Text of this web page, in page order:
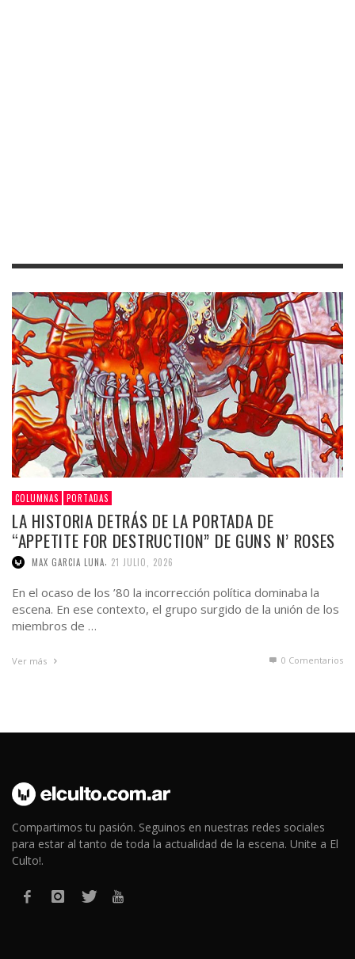
COLUMNAS PORTADAS
LA HISTORIA DETRÁS DE LA PORTADA DE
“APPETITE FOR DESTRUCTION” DE GUNS N’ ROSES
MAX GARCIA LUNA 21 JULIO, 2026
En el ocaso de los ’80 la incorrección política dominaba la
escena. En ese contexto, el grupo surgido de la unión de los
miembros de …
Ver más 0 Comentarios
Compartimos tu pasión. Seguinos en nuestras redes sociales
para estar al tanto de toda la actualidad de la escena. Unite a El
Culto!.